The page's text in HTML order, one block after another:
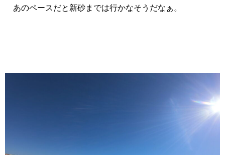
あのペースだと新砂までは行かなそうだなぁ。